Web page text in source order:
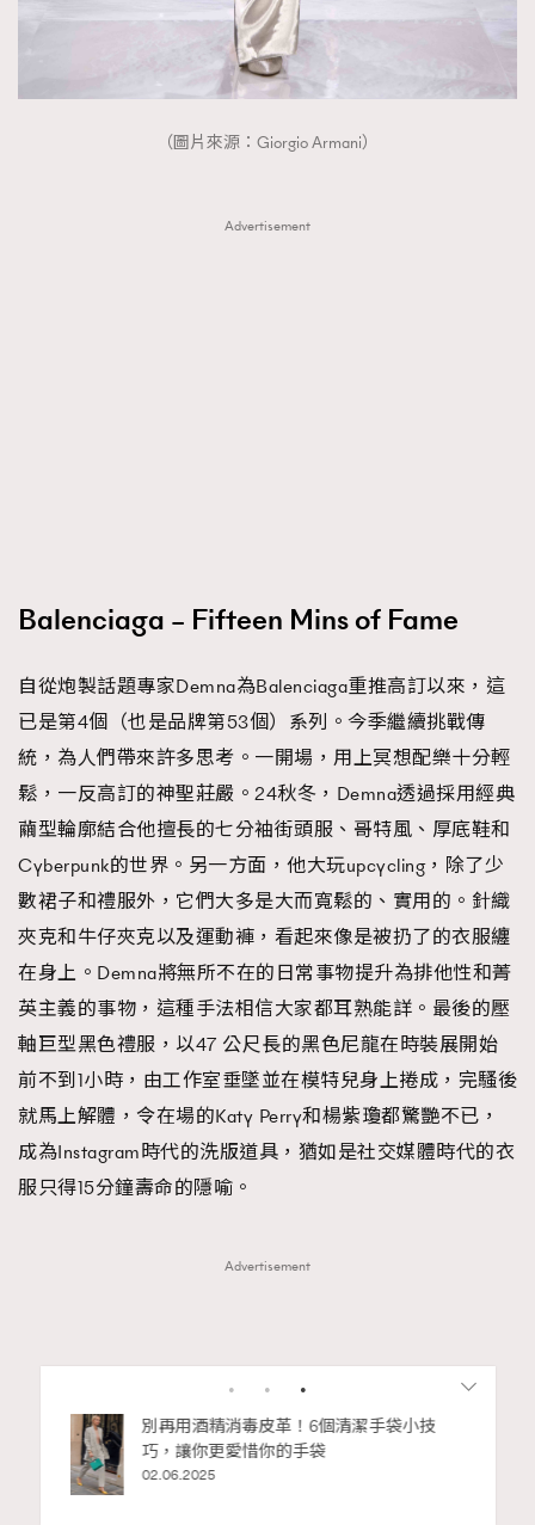
（圖片來源：Giorgio Armani）
Advertisement
Balenciaga – Fifteen Mins of Fame
自從炮製話題專家Demna為Balenciaga重推高訂以來，這
已是第4個（也是品牌第53個）系列。今季繼續挑戰傳
統，為人們帶來許多思考。一開場，用上冥想配樂十分輕
鬆，一反高訂的神聖莊嚴。24秋冬，Demna透過採用經典
繭型輪廓結合他擅長的七分袖街頭服、哥特風、厚底鞋和
Cyberpunk的世界。另一方面，他大玩upcycling，除了少
數裙子和禮服外，它們大多是大而寬鬆的、實用的。針織
夾克和牛仔夾克以及運動褲，看起來像是被扔了的衣服纏
在身上。Demna將無所不在的日常事物提升為排他性和菁
英主義的事物，這種手法相信大家都耳熟能詳。最後的壓
軸巨型黑色禮服，以47 公尺長的黑色尼龍在時裝展開始
前不到1小時，由工作室垂墜並在模特兒身上捲成，完騷後
就馬上解體，令在場的Katy Perry和楊紫瓊都驚艷不已，
成為Instagram時代的洗版道具，猶如是社交媒體時代的衣
服只得15分鐘壽命的隱喻。
Advertisement